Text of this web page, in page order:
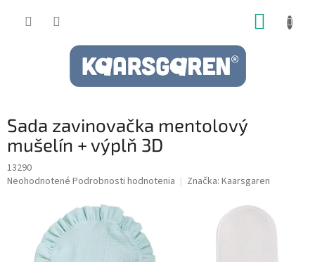
Sada zavinovačka mentolový
mušelín + výplň 3D
13290
Priemerné
Neohodnotené Podrobnosti hodnotenia Značka: Kaarsgaren